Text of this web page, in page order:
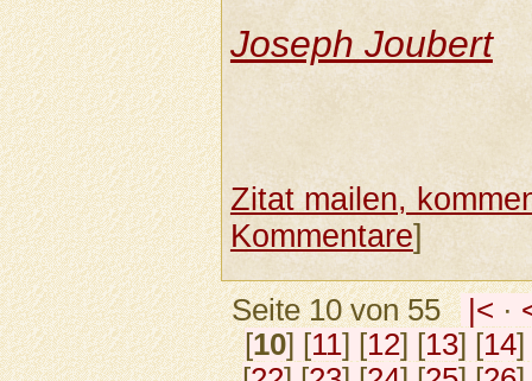
Joseph Joubert
Zitat mailen,
Kommentare]
Seite 10 von 55 |< ·
[10] [11] [12] [13] [14]